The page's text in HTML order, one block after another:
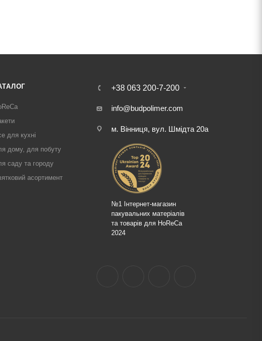
для кухні
дому, для побуту
саду та городу
асортимент
+38 063 200-7-200
info@budpolimer.com
м. Вінниця, вул. Шмідта 20а
№1 Інтернет-магазин
пакувальних матеріалів
та товарів для HoReCa
2024